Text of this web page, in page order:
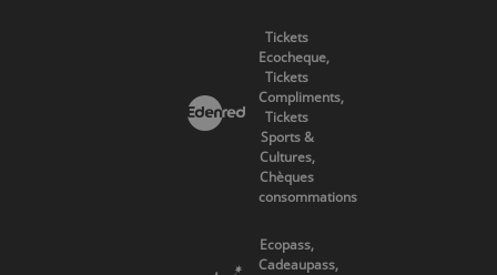
Tickets
Ecocheque,
Tickets
Compliments,
Tickets
Sports &
Cultures,
Chèques
consommations
Ecopass,
Cadeaupass,